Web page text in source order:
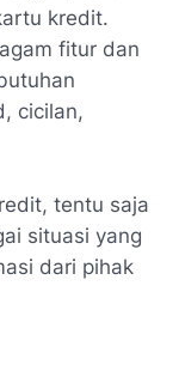
kredit.
fitur dan
cicilan,
tentu saja
situasi yang
dari pihak